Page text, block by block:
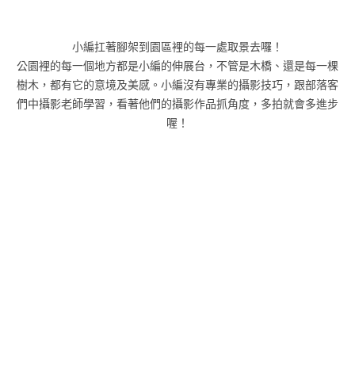
小編扛著腳架到園區裡的每一處取景去囉！
公園裡的每一個地方都是小編的伸展台，不管是木橋、還是每一棵
樹木，都有它的意境及美感。小編沒有專業的攝影技巧，跟部落客
們中攝影老師學習，看著他們的攝影作品抓角度，多拍就會多進步
喔！